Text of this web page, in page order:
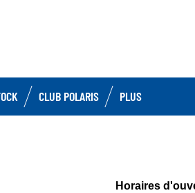
CLUB POLARIS PLUS
Horaires